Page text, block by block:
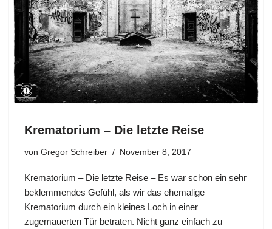
Krematorium – Die letzte Reise
von Gregor Schreiber November 8, 2017
Krematorium – Die letzte Reise – Es war schon ein sehr
beklemmendes Gefühl, als wir das ehemalige
Krematorium durch ein kleines Loch in einer
zugemauerten Tür betraten. Nicht ganz einfach zu